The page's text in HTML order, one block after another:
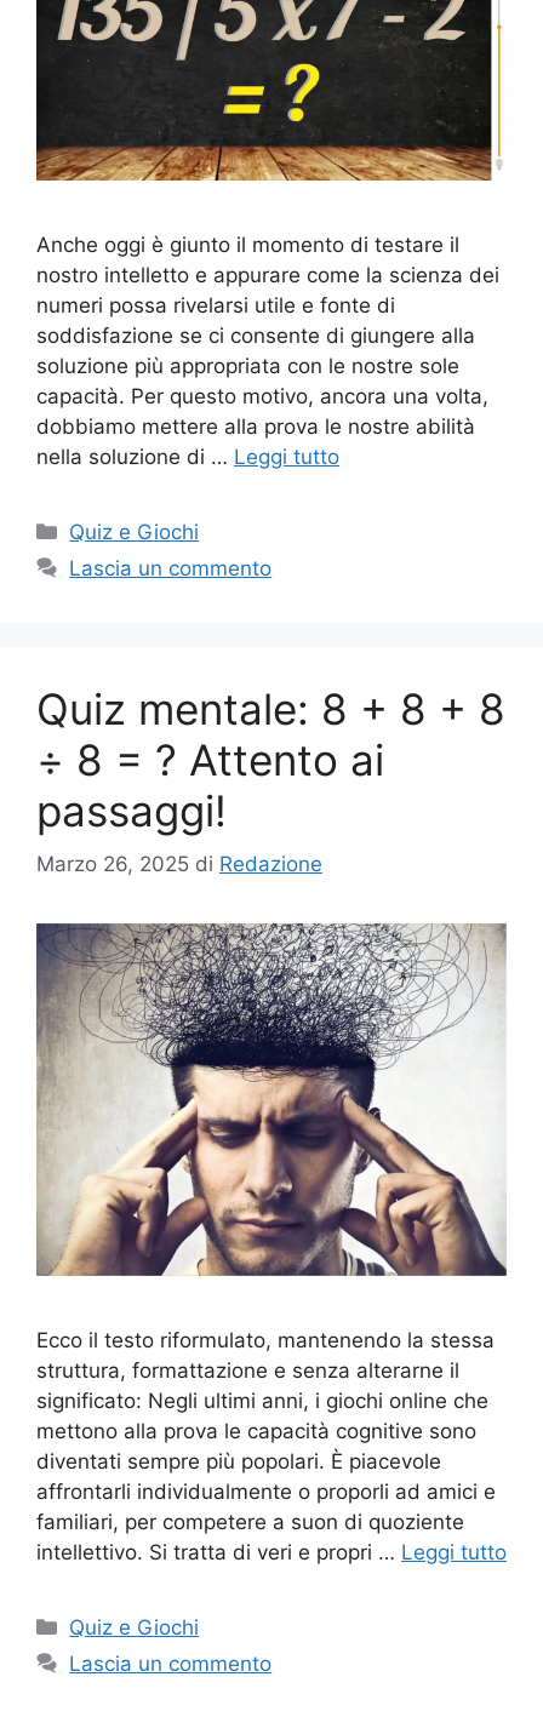
Anche oggi è giunto il momento di testare il
nostro intelletto e appurare come la scienza dei
numeri possa rivelarsi utile e fonte di
soddisfazione se ci consente di giungere alla
soluzione più appropriata con le nostre sole
capacità. Per questo motivo, ancora una volta,
dobbiamo mettere alla prova le nostre abilità
nella soluzione di … Leggi tutto
Categorie
Quiz e Giochi
Lascia un commento
Quiz mentale: 8 + 8 + 8
÷ 8 = ? Attento ai
passaggi!
Marzo 26, 2025 di Redazione
Ecco il testo riformulato, mantenendo la stessa
struttura, formattazione e senza alterarne il
significato: Negli ultimi anni, i giochi online che
mettono alla prova le capacità cognitive sono
diventati sempre più popolari. È piacevole
affrontarli individualmente o proporli ad amici e
familiari, per competere a suon di quoziente
intellettivo. Si tratta di veri e propri … Leggi tutto
Categorie
Quiz e Giochi
Lascia un commento